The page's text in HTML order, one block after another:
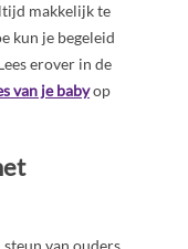
makkelijk te
kun je begeleid
erover in de
van je babyop
van ouders